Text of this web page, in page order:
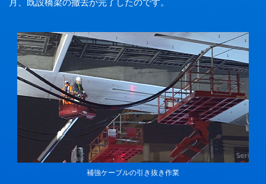
月、既設橋梁の撤去が完了したのです。
補強ケーブルの引き抜き作業